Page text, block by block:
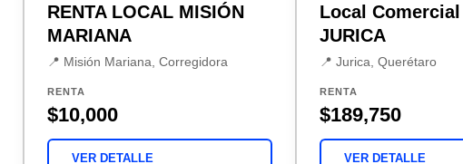
RENTA LOCAL MISIÓN
MARIANA
📍 Misión Mariana, Corregidora
RENTA
$10,000
VER DETALLE
Local
JURICA
📍 Jurica, Querétaro
RENTA
$189,750
VER DETALLE